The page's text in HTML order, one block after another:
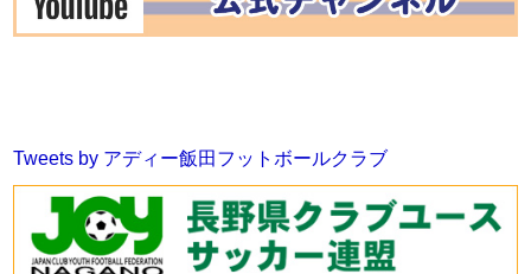
Tweets by アディー飯田フットボールクラブ